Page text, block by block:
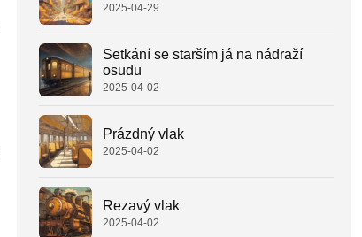
2025-04-29
Setkání se starším já na nádraží
osudu
2025-04-02
Prázdný vlak
2025-04-02
Rezavý vlak
2025-04-02